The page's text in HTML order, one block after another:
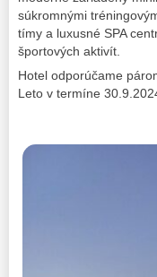
súkromnými
tímy a luxusné SPA
športových aktivít.
Hotel odporúčame
Leto v termíne